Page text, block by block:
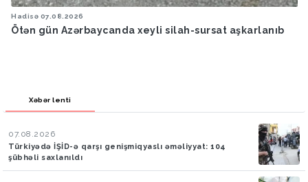
Hadisə 07.08.2026
Ötən gün Azərbaycanda xeyli silah-sursat aşkarlanıb
Xəbər lenti
07.08.2026
Türkiyədə İŞİD-ə qarşı genişmiqyaslı əməliyyat: 104
şübhəli saxlanıldı